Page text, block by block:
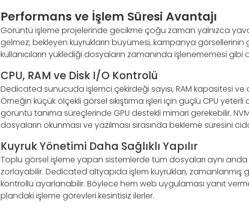
Performans ve İşlem Süresi Avantajı
Görüntü işleme projelerinde gecikme çoğu zaman yalnızca
gelmez; bekleyen kuyrukların büyümesi, kampanya görsellerinin
kullanıcıların yüklediği dosyaların zamanında işlenememesi
CPU, RAM ve Disk I/O Kontrolü
Dedicated sunucuda işlemci çekirdeği sayısı, RAM kapasitesi
Örneğin küçük ölçekli görsel sıkıştırma işleri için güçlü CPU
görüntü tanıma süreçlerinde GPU destekli mimari gerekebilir.
dosyaların okunması ve yazılması sırasında bekleme süresini
Kuyruk Yönetimi Daha Sağlıklı Yapılır
Toplu görsel işleme yapan sistemlerde tüm dosyaları aynı anda
zorlayabilir. Dedicated altyapıda işlem kuyrukları,
kontrollü ayarlanabilir. Böylece hem web uygulaması yanıt
plandaki işleme görevleri kesintisiz ilerler.